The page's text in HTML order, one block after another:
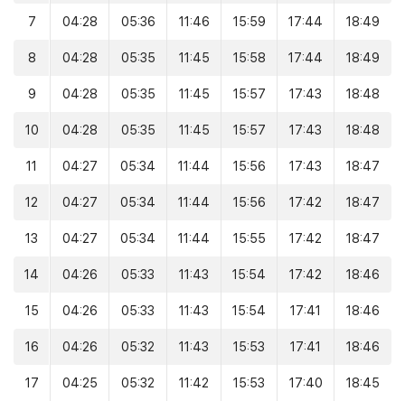
7 04:28 05:36 11:46 15:59 17:44 18:49
8 04:28 05:35 11:45 15:58 17:44 18:49
9 04:28 05:35 11:45 15:57 17:43 18:48
10 04:28 05:35 11:45 15:57 17:43 18:48
11 04:27 05:34 11:44 15:56 17:43 18:47
12 04:27 05:34 11:44 15:56 17:42 18:47
13 04:27 05:34 11:44 15:55 17:42 18:47
14 04:26 05:33 11:43 15:54 17:42 18:46
15 04:26 05:33 11:43 15:54 17:41 18:46
16 04:26 05:32 11:43 15:53 17:41 18:46
17 04:25 05:32 11:42 15:53 17:40 18:45